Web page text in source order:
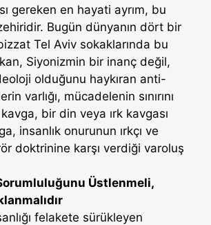
gereken en hayati ayrım, bu
Bugün dünyanın dört bir
Tel Aviv sokaklarında bu
Siyonizmin bir inanç değil,
olduğunu haykıran anti-
varlığı, mücadelenin sınırını
bir din veya ırk kavgası
insanlık onurunun ırkçı ve
doktrinine karşı verdiği varoluş
Üstlenmeli,
felakete sürükleyen